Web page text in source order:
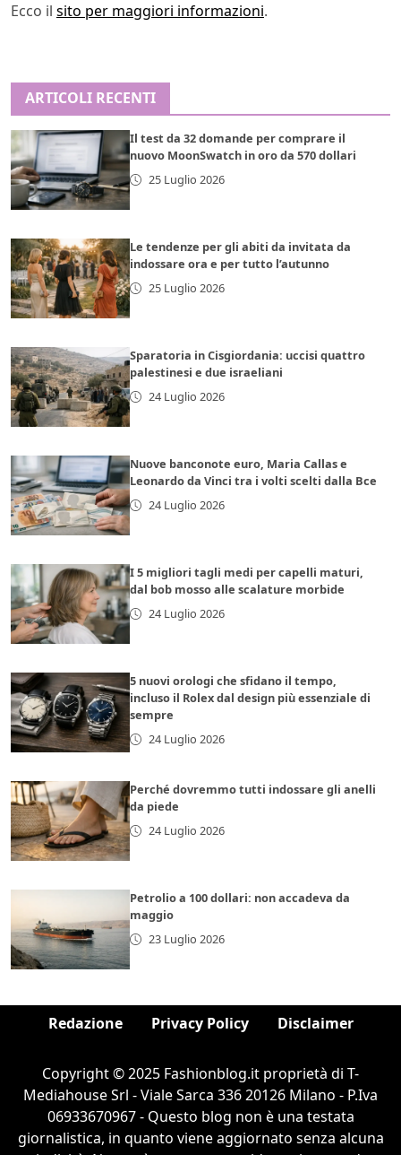
Ecco il sito per maggiori informazioni.
ARTICOLI RECENTI
Il test da 32 domande per comprare il
nuovo MoonSwatch in oro da 570 dollari
25 Luglio 2026
Le tendenze per gli abiti da invitata da
indossare ora e per tutto l’autunno
25 Luglio 2026
Sparatoria in Cisgiordania: uccisi quattro
palestinesi e due israeliani
24 Luglio 2026
Nuove banconote euro, Maria Callas e
Leonardo da Vinci tra i volti scelti dalla Bce
24 Luglio 2026
I 5 migliori tagli medi per capelli maturi,
dal bob mosso alle scalature morbide
24 Luglio 2026
5 nuovi orologi che sfidano il tempo,
incluso il Rolex dal design più essenziale di
sempre
24 Luglio 2026
Perché dovremmo tutti indossare gli anelli
da piede
24 Luglio 2026
Petrolio a 100 dollari: non accadeva da
maggio
23 Luglio 2026
Redazione Privacy Policy Disclaimer
Copyright © 2025 Fashionblog.it proprietà di T-
Mediahouse Srl - Viale Sarca 336 20126 Milano - P.Iva
06933670967 - Questo blog non è una testata
giornalistica, in quanto viene aggiornato senza alcuna